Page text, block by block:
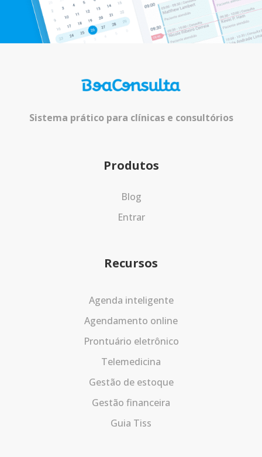
Sistema prático para clínicas e consultórios
Produtos
Blog
Entrar
Recursos
Agenda inteligente
Agendamento online
Prontuário eletrônico
Telemedicina
Gestão de estoque
Gestão financeira
Guia Tiss